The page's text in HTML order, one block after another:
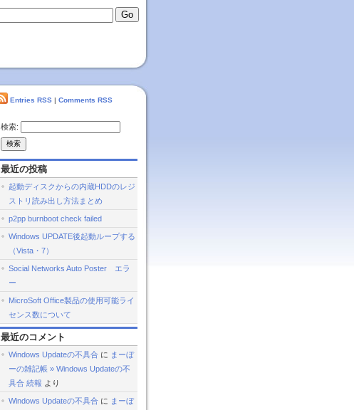
Entries RSS | Comments RSS
検索:
最近の投稿
起動ディスクからの内蔵HDDのレジ
ストリ読み出し方法まとめ
p2pp burnboot check failed
Windows UPDATE後起動ループする
（Vista・7）
Social Networks Auto Poster エラ
ー
MicroSoft Office製品の使用可能ライ
センス数について
最近のコメント
Windows Updateの不具合 に まーぼ
ーの雑記帳 » Windows Updateの不
具合 続報 より
Windows Updateの不具合 に まーぼ